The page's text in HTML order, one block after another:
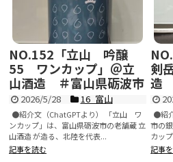
NO.152「立山 吟醸
55 ワンカップ」＠立
山酒造 ＃富山県砺波市
2026/5/28 16_富山
●紹介文（ChatGPTより） 「立山 ワ
ンカップ」は、富山県砺波市の老舗蔵 立
山酒造 が造る、北陸を代表...
記事を読む
剣
造
●紹
市の
カッ
体...
記事